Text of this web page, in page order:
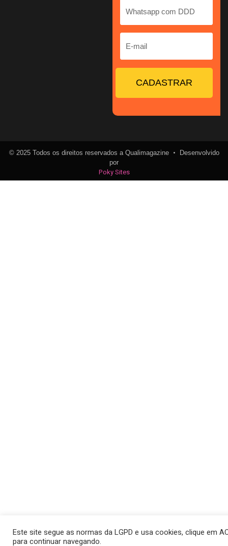
CADASTRAR
© 2025 Todos os direitos reservados a Qualimagazine • Desenvolvido
por
Poky Sites
Este site segue as normas da LGPD e usa cookies, clique em
para continuar navegando.